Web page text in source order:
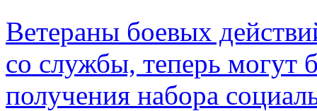
Ветераны боевых
со службы, теперь могут
получения набора